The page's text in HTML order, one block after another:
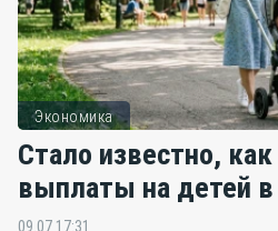
Экономика
Стало известно,
выплаты на детей в
09.07 17:31